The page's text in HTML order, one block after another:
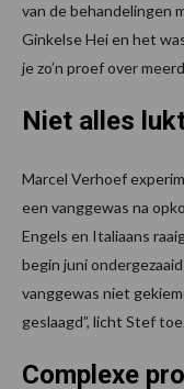
van de behandelingen
Ginkelse Hei en het
je zo’n proef over
Niet alles
Marcel Verhoef
een vanggewas na
Engels en Italiaans
begin juni
vanggewas niet
geslaagd”, licht Stef toe.
Complexe